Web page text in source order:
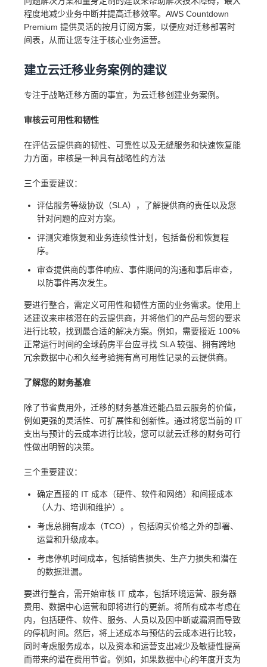
程度地减少业务中断并提高迁移效率。AWS Countdown
Premium 提供灵活的按月订阅方案，以便应对迁移部署时
间表，从而让您专注于核心业务运营。
建立云迁移业务案例的建议
专注于战略迁移方面的事宜，为云迁移创建业务案例。
审核云可用性和韧性
在评估云提供商的韧性、可靠性以及无缝服务和快速恢复能
力方面，审核是一种具有战略性的方法
三个重要建议：
评估服务等级协议（SLA），了解提供商的责任以及您
针对问题的应对方案。
评测灾难恢复和业务连续性计划，包括备份和恢复程
序。
审查提供商的事件响应、事件期间的沟通和事后审查，
以防事件再次发生。
要进行整合，需定义可用性和韧性方面的业务需求。使用上
述建议来审核潜在的云提供商，并将他们的产品与您的要求
进行比较，找到最合适的解决方案。例如，需要接近 100%
正常运行时间的全球药房平台应寻找 SLA 较强、拥有跨地
冗余数据中心和久经考验拥有高可用性记录的云提供商。
了解您的财务基准
除了节省费用外，迁移的财务基准还能凸显云服务的价值，
例如更强的灵活性、可扩展性和创新性。通过将您当前的 IT
支出与预计的云成本进行比较，您可以就云迁移的财务可行
性做出明智的决策。
三个重要建议：
确定直接的 IT 成本（硬件、软件和网络）和间接成本
（人力、培训和维护）。
考虑总拥有成本（TCO），包括购买价格之外的部署、
运营和升级成本。
考虑停机时间成本，包括销售损失、生产力损失和潜在
的数据泄漏。
要进行整合，需开始审核 IT 成本，包括环境运营、服务器
费用、数据中心运营和即将进行的更新。将所有成本考虑在
内，包括硬件、软件、服务、人员以及因中断或漏洞而导致
的停机时间。然后，将上述成本与预估的云成本进行比较，
同时考虑服务成本，以及资本和运营支出减少及敏捷性提高
而带来的潜在费用节省。例如，如果数据中心的年度开支为